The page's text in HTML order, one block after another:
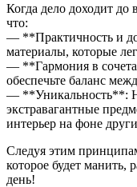
Когда дело доходит до
что:
— **Практичность и
материалы, которые
— **Гармония в
обеспечьте баланс
— **Уникальность**:
экстравагантные
интерьер на фоне
Следуя этим
которое будет манить,
день!